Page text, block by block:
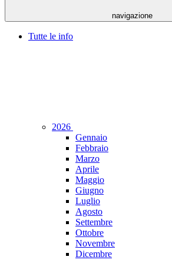
navigazione
Tutte le info
2026
Gennaio
Febbraio
Marzo
Aprile
Maggio
Giugno
Luglio
Agosto
Settembre
Ottobre
Novembre
Dicembre